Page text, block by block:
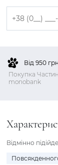
Від 950 грн
Покупка
monobank
Відмінно